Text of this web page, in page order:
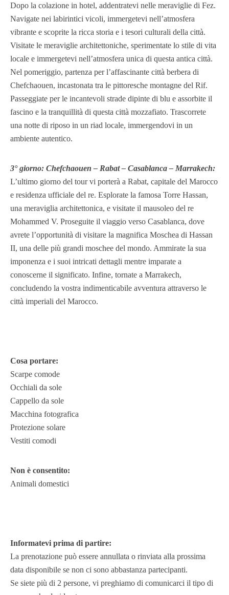
Dopo la colazione in hotel, addentratevi nelle meraviglie di Fez.
Navigate nei labirintici vicoli, immergetevi nell’atmosfera
vibrante e scoprite la ricca storia e i tesori culturali della città.
Visitate le meraviglie architettoniche, sperimentate lo stile di vita
locale e immergetevi nell’atmosfera unica di questa antica città.
Nel pomeriggio, partenza per l’affascinante città berbera di
Chefchaouen, incastonata tra le pittoresche montagne del Rif.
Passeggiate per le incantevoli strade dipinte di blu e assorbite il
fascino e la tranquillità di questa città mozzafiato. Trascorrete
una notte di riposo in un riad locale, immergendovi in un
ambiente autentico.
3° giorno: Chefchaouen – Rabat – Casablanca – Marrakech:
L’ultimo giorno del tour vi porterà a Rabat, capitale del Marocco
e residenza ufficiale del re. Esplorate la famosa Torre Hassan,
una meraviglia architettonica, e visitate il mausoleo del re
Mohammed V. Proseguite il viaggio verso Casablanca, dove
avrete l’opportunità di visitare la magnifica Moschea di Hassan
II, una delle più grandi moschee del mondo. Ammirate la sua
imponenza e i suoi intricati dettagli mentre imparate a
conoscerne il significato. Infine, tornate a Marrakech,
concludendo la vostra indimenticabile avventura attraverso le
città imperiali del Marocco.
Cosa portare:
Scarpe comode
Occhiali da sole
Cappello da sole
Macchina fotografica
Protezione solare
Vestiti comodi
Non è consentito:
Animali domestici
Informatevi prima di partire:
La prenotazione può essere annullata o rinviata alla prossima
data disponibile se non ci sono abbastanza partecipanti.
Se siete più di 2 persone, vi preghiamo di comunicarci il tipo di